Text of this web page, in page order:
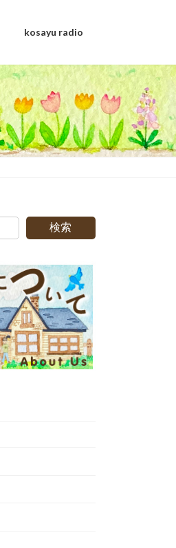
kosayu radio
検索